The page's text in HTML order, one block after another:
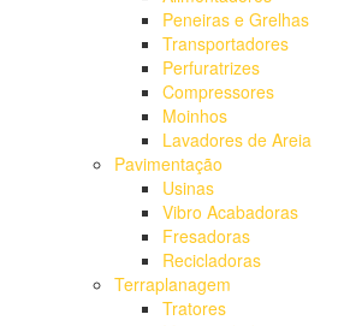
Peneiras e Grelhas
Transportadores
Perfuratrizes
Compressores
Moinhos
Lavadores de Areia
Pavimentação
Usinas
Vibro Acabadoras
Fresadoras
Recicladoras
Terraplanagem
Tratores